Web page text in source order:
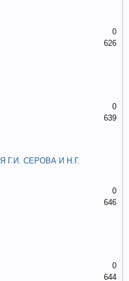
0
626
0
639
Г.И. СЕРОВА И Н.Г.
0
646
0
644